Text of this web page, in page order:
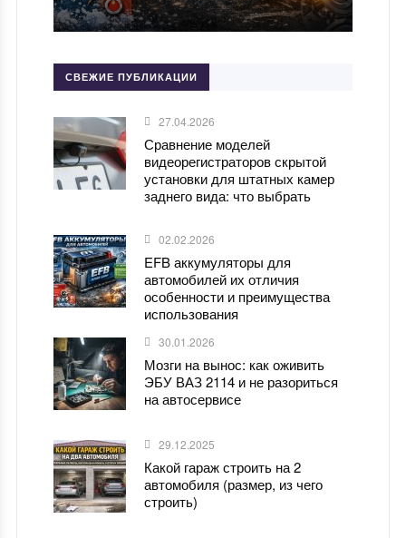
СВЕЖИЕ ПУБЛИКАЦИИ
27.04.2026
Сравнение моделей
видеорегистраторов скрытой
установки для штатных камер
заднего вида: что выбрать
02.02.2026
EFB аккумуляторы для
автомобилей их отличия
особенности и преимущества
использования
30.01.2026
Мозги на вынос: как оживить
ЭБУ ВАЗ 2114 и не разориться
на автосервисе
29.12.2025
Какой гараж строить на 2
автомобиля (размер, из чего
строить)